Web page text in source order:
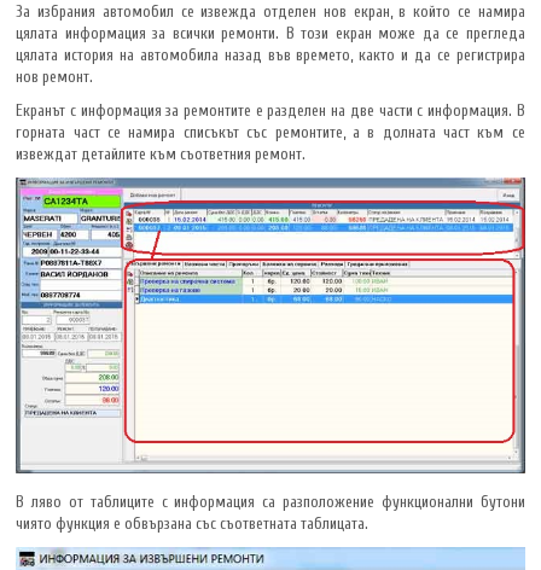
За избрания автомобил се извежда отделен нов екран, в който се намира
цялата информация за всички ремонти. В този екран може да се прегледа
цялата история на автомобила назад във времето, както и да се регистрира
нов ремонт.
Екранът с информация за ремонтите е разделен на две части с информация. В
горната част се намира списъкът със ремонтите, а в долната част към се
извеждат детайлите към съответния ремонт.
В ляво от таблиците с информация са разположение функционални бутони
чиято функция е обвързана със съответната таблицата.